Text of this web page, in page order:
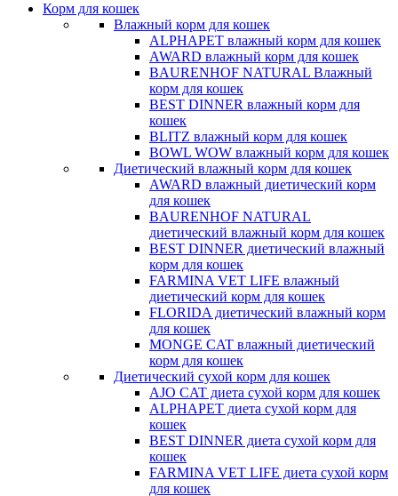
Корм для кошек
Влажный корм для кошек
ALPHAPET влажный корм для кошек
AWARD влажный корм для кошек
BAURENHOF NATURAL Влажный
корм для кошек
BEST DINNER влажный корм для
кошек
BLITZ влажный корм для кошек
BOWL WOW влажный корм для кошек
Диетический влажный корм для кошек
AWARD влажный диетический корм
для кошек
BAURENHOF NATURAL
диетический влажный корм для кошек
BEST DINNER диетический влажный
корм для кошек
FARMINA VET LIFE влажный
диетический корм для кошек
FLORIDA диетический влажный корм
для кошек
MONGE CAT влажный диетический
корм для кошек
Диетический сухой корм для кошек
AJO CAT диета сухой корм для кошек
ALPHAPET диета сухой корм для
кошек
BEST DINNER диета сухой корм для
кошек
FARMINA VET LIFE диета сухой корм
для кошек